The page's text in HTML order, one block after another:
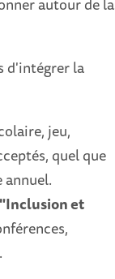
d'intégrer la
jeu,
quel que
et